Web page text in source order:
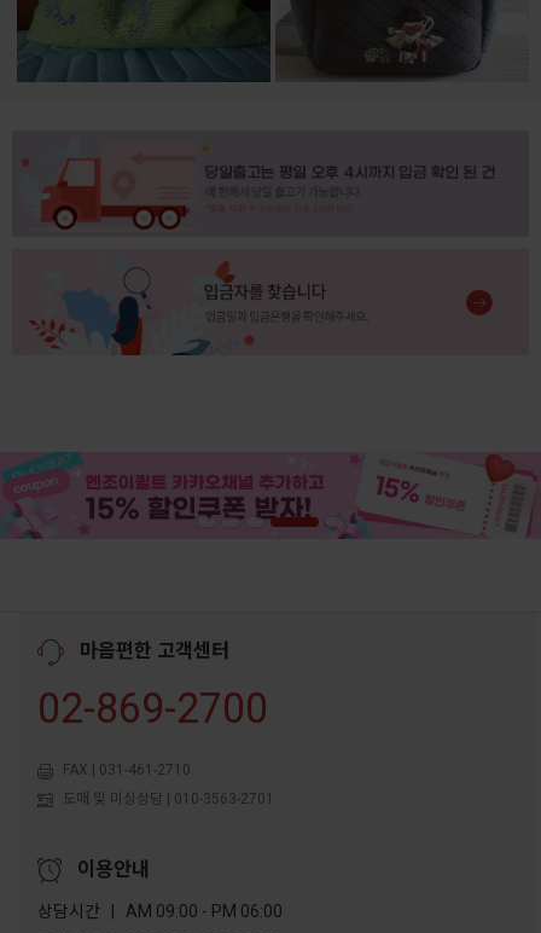
마음편한 고객센터
02-869-2700
FAX | 031-461-2710
도매 및 미싱상담 | 010-3563-2701
이용안내
상담시간 | AM 09:00 - PM 06:00